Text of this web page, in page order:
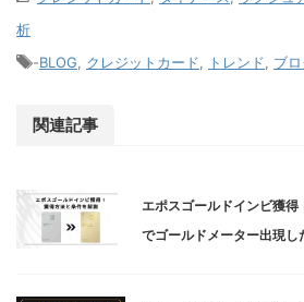
析
-BLOG クレジットカード トレンド ブ
関連記事
エポスゴールドインビ獲
でゴールドメーター出現し